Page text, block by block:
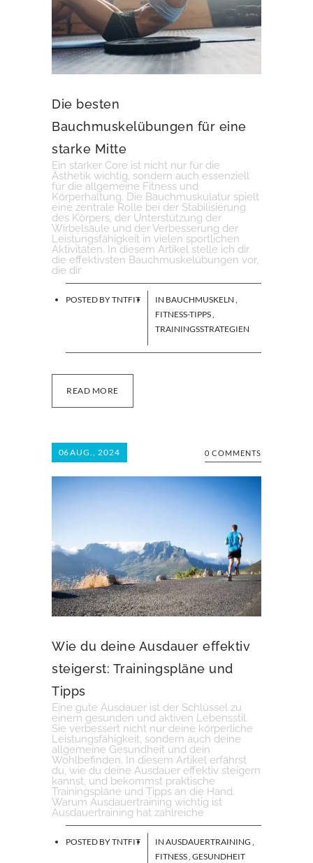
Die besten
Bauchmuskelübungen für eine
starke Mitte
Ein starker Core ist nicht nur für die
Ästhetik wichtig, sondern auch essenziell
für die allgemeine Fitness und
Körperhaltung. Die Bauchmuskulatur spielt
eine zentrale Rolle bei der Stabilisierung
des Körpers, der Unterstützung der
Wirbelsäule und der Verbesserung der
Leistungsfähigkeit in vielen sportlichen
Aktivitäten. In diesem Artikel stelle ich dir
die effektivsten Bauchmuskelübungen vor,
die dir
READ MORE
POSTED BYTNTFIT IN BAUCHMUSKELN ,
FITNESS-TIPPS,
TRAININGSSTRATEGIEN
06AUG., 2024 0 COMMENTS
Wie du deine Ausdauer effektiv
steigerst: Trainingspläne und
Tipps
Eine gute Ausdauer ist der Schlüssel zu
einem gesunden und aktiven Lebensstil.
Sie verbessert nicht nur deine körperliche
Leistungsfähigkeit, sondern auch deine
allgemeine Gesundheit und dein
Wohlbefinden. In diesem Artikel erfährst
du, wie du deine Ausdauer effektiv steigern
kannst, und bekommst praktische
Trainingspläne und Tipps an die Hand.
Warum Ausdauertraining wichtig ist
Ausdauertraining hat zahlreiche
POSTED BYTNTFIT IN AUSDAUERTRAINING ,
FITNESS, GESUNDHEIT